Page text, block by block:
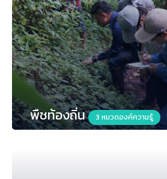
พืชท้องถิ่น 3 หมวดองค์ความรู้